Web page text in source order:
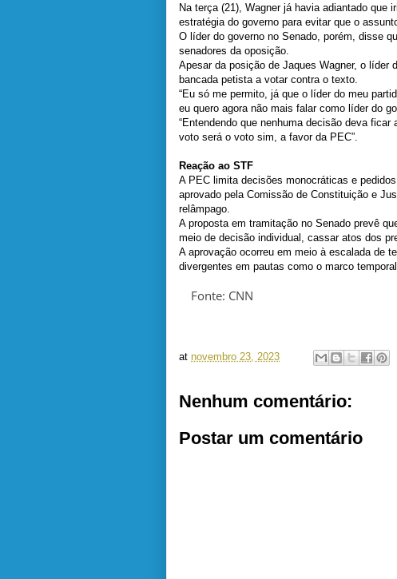
Na terça (21), Wagner já havia adiantado que
estratégia do governo para evitar que o
O líder do governo no Senado, porém, disse
senadores da oposição.
Apesar da posição de Jaques Wagner, o líder
bancada petista a votar contra o texto.
“Eu só me permito, já que o líder do meu
eu quero agora não mais falar como líder do
“Entendendo que nenhuma decisão deva
voto será o voto sim, a favor da PEC”.
Reação ao STF
A PEC limita decisões monocráticas e
aprovado pela Comissão de Constituição e
relâmpago.
A proposta em tramitação no Senado prevê
meio de decisão individual, cassar atos dos
A aprovação ocorreu em meio à escalada de
divergentes em pautas como o marco
Fonte: CNN
at novembro 23, 2023
Nenhum comentário:
Postar um comentário